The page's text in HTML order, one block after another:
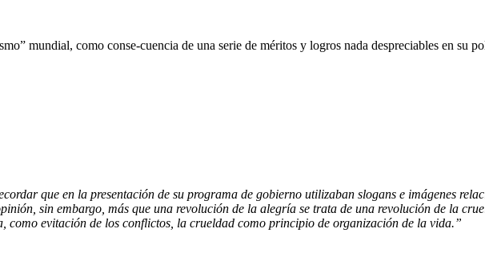
mundial, como conse-cuencia de una serie de méritos y logros nada despreciables en su
que en la presentación de su programa de gobierno utilizaban slogans e imágenes
sin embargo, más que una revolución de la alegría se trata de una revolución de la
evitación de los conflictos, la crueldad como principio de organización de la vida.”